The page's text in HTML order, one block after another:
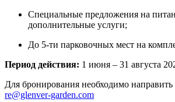
Специальные предложения на
дополнительные услуги;
До 5-ти парковочных мест на
Период действия: 1 июня – 31 августа
Для бронирования необходимо направить
re@glenver-garden.com